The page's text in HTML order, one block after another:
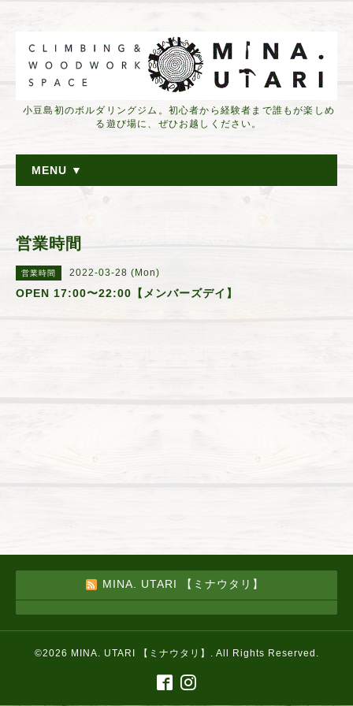
小豆島初のボルダリングジム。初心者から経験者まで誰もが楽しめ
る遊び場に、ぜひお越しください。
MENU ▼
営業時間
営業時間 2022-03-28 (Mon)
OPEN 17:00〜22:00【メンバーズデイ】
MINA. UTARI 【ミナウタリ】
©2026 MINA. UTARI 【ミナウタリ】 . All Rights Reserved.